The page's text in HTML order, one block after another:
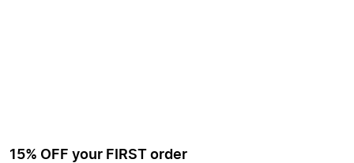
15% OFF your FIRST order